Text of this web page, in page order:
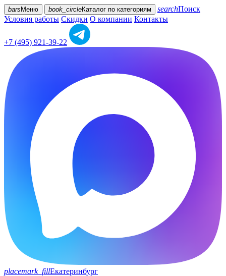
bars Меню book_circleКаталог по категориям searchПоиск
Условия работы Скидки О компании Контакты
+7 (495) 921-39-22
placemark_fillЕкатеринбург